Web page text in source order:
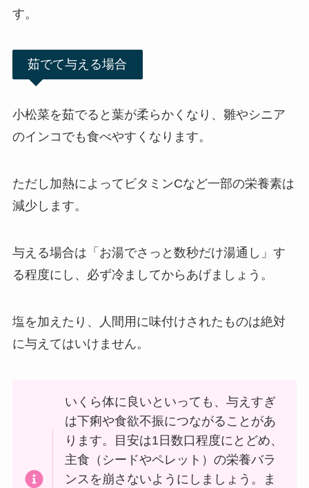
す。
茹でて与える場合
小松菜を茹でると葉が柔らかくなり、雛やシニア
のインコでも食べやすくなります。
ただし加熱によってビタミンCなど一部の栄養素は
減少します。
与える場合は「お湯でさっと数秒だけ湯通し」す
る程度にし、必ず冷ましてからあげましょう。
塩を加えたり、人間用に味付けされたものは絶対
に与えてはいけません。
いくら体に良いといっても、与えすぎ
は下痢や食欲不振につながることがあ
ります。目安は1日数口程度にとどめ、
主食（シードやペレット）の栄養バラ
ンスを崩さないようにしましょう。ま